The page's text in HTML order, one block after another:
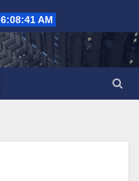
6:08:42 AM